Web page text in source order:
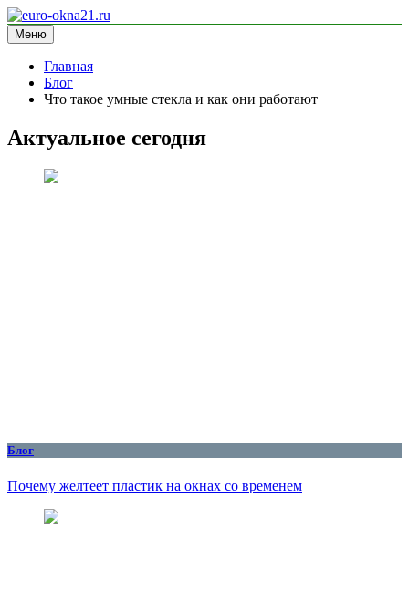
Перейти
к
содержимому
euro-okna21.ru
блог про окна
Меню
Главная
Блог
Что такое умные стекла и как они работают
Актуальное сегодня
Блог
Почему желтеет пластик на окнах со временем